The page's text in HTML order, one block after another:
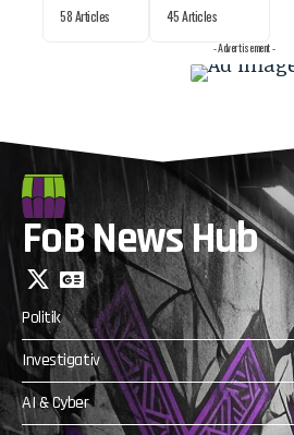
58 Articles 45 Articles
- Advertisement -
FoB News Hub
Politik
Investigativ
AI & Cyber